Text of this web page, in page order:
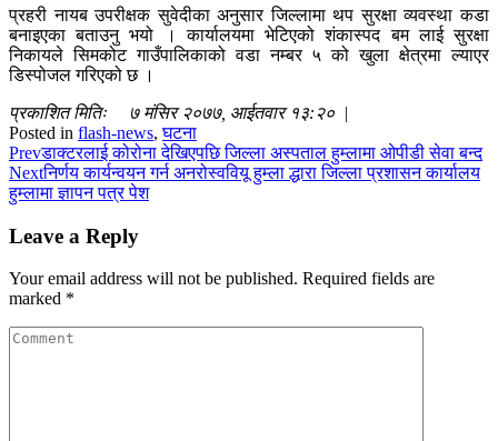
प्रहरी नायब उपरीक्षक सुवेदीका अनुसार जिल्लामा थप सुरक्षा व्यवस्था कडा
बनाइएका बताउनु भयो । कार्यालयमा भेटिएको शंकास्पद बम लाई सुरक्षा
निकायले सिमकोट गाउँपालिकाको वडा नम्बर ५ को खुला क्षेत्रमा ल्याएर
डिस्पोजल गरिएको छ ।
प्रकाशित मितिः ७ मंसिर २०७७, आईतवार १३:२० |
Posted in flash-news,घटना
Prevडाक्टरलाई कोरोना देखिएपछि जिल्ला अस्पताल हुम्लामा ओपीडी सेवा बन्द
Nextनिर्णय कार्यन्वयन गर्न अनरोस्ववियू हुम्ला द्धारा जिल्ला प्रशासन कार्यालय
हुम्लामा ज्ञापन पत्र पेश
Leave a Reply
Your email address will not be published. Required fields are
marked *